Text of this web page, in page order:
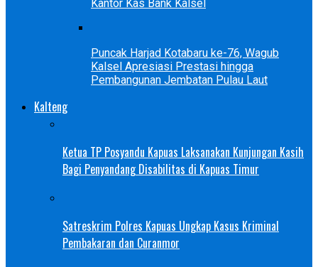
Kantor Kas Bank Kalsel
Puncak Harjad Kotabaru ke-76, Wagub
Kalsel Apresiasi Prestasi hingga
Pembangunan Jembatan Pulau Laut
Kalteng
Ketua TP Posyandu Kapuas Laksanakan Kunjungan Kasih
Bagi Penyandang Disabilitas di Kapuas Timur
Satreskrim Polres Kapuas Ungkap Kasus Kriminal
Pembakaran dan Curanmor